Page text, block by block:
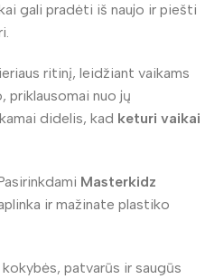
gali pradėti iš naujo ir piešti
ritinį, leidžiant vaikams
priklausomai nuo jų
didelis, kad keturi vaikai
Masterkidz
ir mažinate plastiko
patvarūs ir saugūs